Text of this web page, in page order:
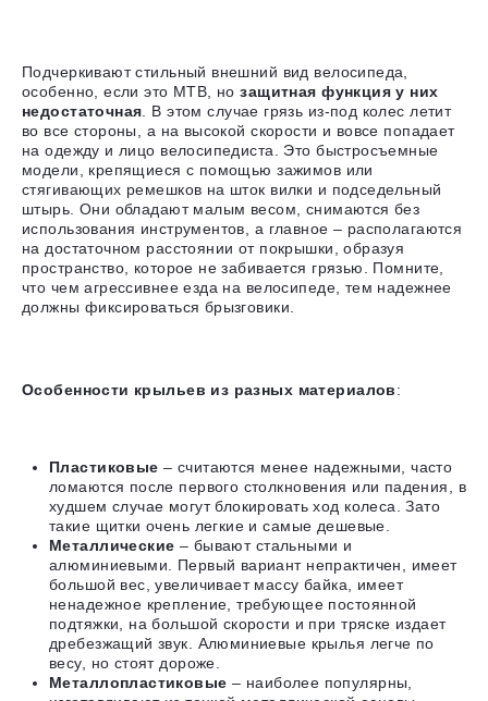
Подчеркивают стильный внешний вид велосипеда,
особенно, если это MTB, нозащитная функция у них
недостаточная . В этом случае грязь из-под колес летит
во все стороны, а на высокой скорости и вовсе попадает
на одежду и лицо велосипедиста. Это быстросъемные
модели, крепящиеся с помощью зажимов или
стягивающих ремешков на шток вилки и подседельный
штырь. Они обладают малым весом, снимаются без
использования инструментов, а главное – располагаются
на достаточном расстоянии от покрышки, образуя
пространство, которое не забивается грязью. Помните,
что чем агрессивнее езда на велосипеде, тем надежнее
должны фиксироваться брызговики
Особенности крыльев из разных материалов:
Пластиковые – считаются менее надежными, часто
ломаются после первого столкновения или падения, в
худшем случае могут блокировать ход колеса. Зато
такие щитки очень легкие и самые дешевые.
Металлические – бывают стальными и
алюминиевыми. Первый вариант непрактичен, имеет
большой вес, увеличивает массу байка, имеет
ненадежное крепление, требующее постоянной
подтяжки, на большой скорости и при тряске издает
дребезжащий звук. Алюминиевые крылья легче по
весу, но стоят дороже.
Металлопластиковые – наиболее популярны,